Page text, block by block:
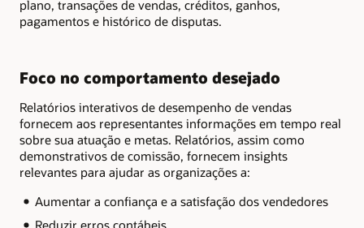
plano, transações de vendas, créditos, ganhos,
pagamentos e histórico de disputas.
Foco no comportamento desejado
Relatórios interativos de desempenho de vendas
fornecem aos representantes informações em tempo real
sobre sua atuação e metas. Relatórios, assim como
demonstrativos de comissão, fornecem insights
relevantes para ajudar as organizações a:
Aumentar a confiança e a satisfação dos vendedores
Reduzir erros contábeis